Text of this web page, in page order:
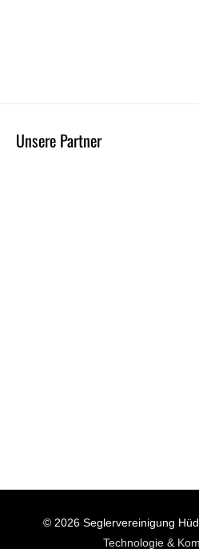
Unsere Partner
© 2026 Seglervereinigung
Technologie &